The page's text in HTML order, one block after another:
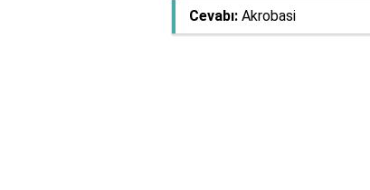
Cevabı: Akrobasi